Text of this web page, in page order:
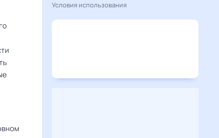
Условия использования